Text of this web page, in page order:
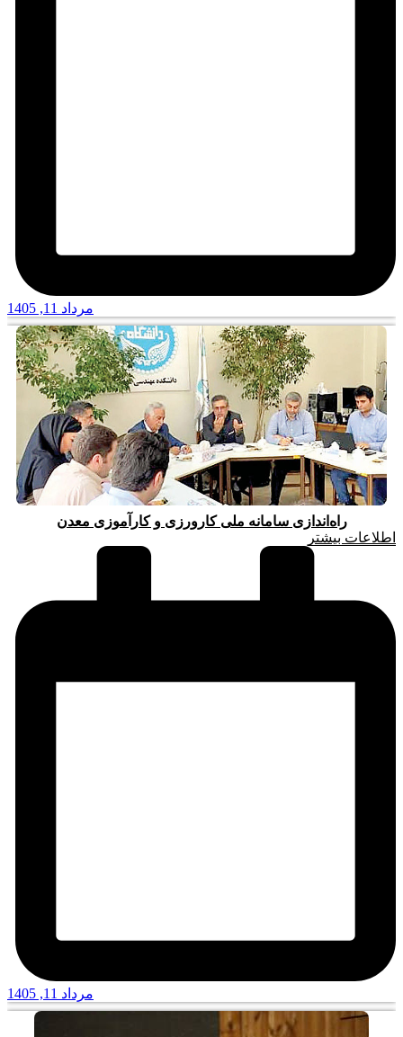
مرداد 11, 1405
راه‌اندازی سامانه ملی کارورزی و کارآموزی معدن
اطلاعات بیشتر
مرداد 11, 1405